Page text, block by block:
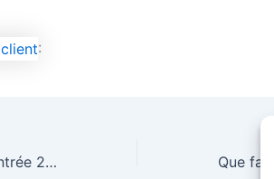
:
Votre iPhone 12 pour la rentrée 2021